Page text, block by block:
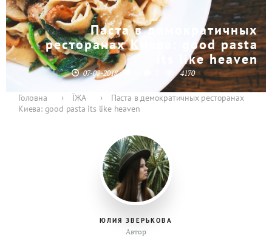
Паста в демократичных
ресторанах Киева: good pasta
its like heaven
07-08-2018 4170
Головна › ЇЖА ›
Паста в демократичных ресторанах
Киева: good pasta its like heaven
ЮЛИЯ ЗВЕРЬКОВА
Автор